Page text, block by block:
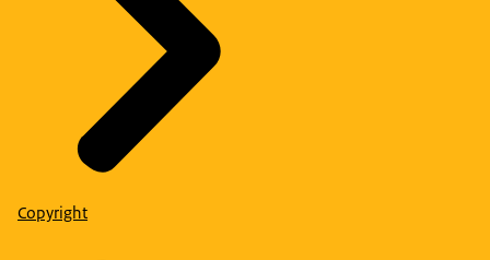
Copyright